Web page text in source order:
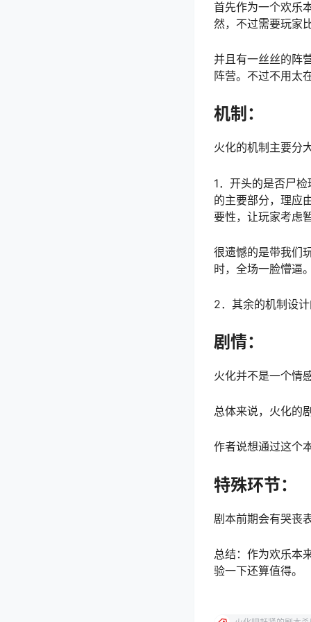
首先作为一个欢乐
然，不过需要玩家
并且有一丝丝的阵
阵营。不过不用太
机制：
火化的机制主要分
1．开头的是否尸
的主要部分，理应
要性，让玩家考虑
很遗憾的是带我们
时，全场一脸懵逼。
2．其余的机制设
剧情：
火化并不是一个情
总体来说，火化的
作者说想通过这个
特殊环节：
剧本前期会有哭丧
总结：作为欢乐本
验一下还算值得。